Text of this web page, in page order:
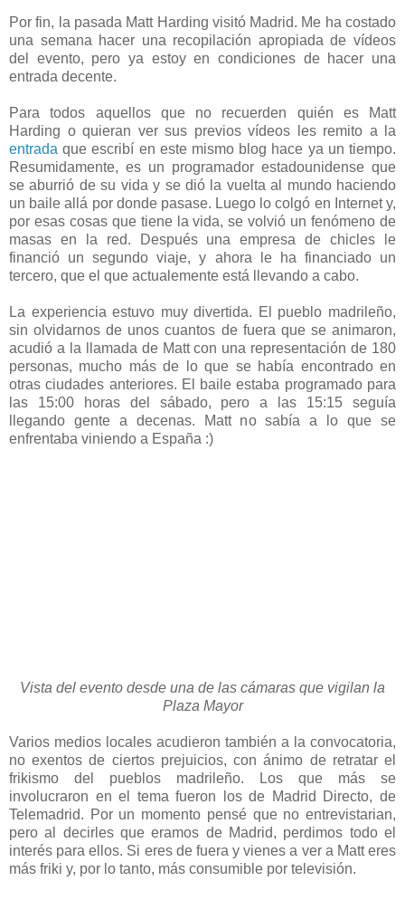
Por fin, la pasada Matt Harding visitó Madrid. Me ha costado
una semana hacer una recopilación apropiada de vídeos
del evento, pero ya estoy en condiciones de hacer una
entrada decente.
Para todos aquellos que no recuerden quién es Matt
Harding o quieran ver sus previos vídeos les remito a la
entrada que escribí en este mismo blog hace ya un tiempo.
Resumidamente, es un programador estadounidense que
se aburrió de su vida y se dió la vuelta al mundo haciendo
un baile allá por donde pasase. Luego lo colgó en Internet y,
por esas cosas que tiene la vida, se volvió un fenómeno de
masas en la red. Después una empresa de chicles le
financió un segundo viaje, y ahora le ha financiado un
tercero, que el que actualemente está llevando a cabo.
La experiencia estuvo muy divertida. El pueblo madrileño,
sin olvidarnos de unos cuantos de fuera que se animaron,
acudió a la llamada de Matt con una representación de 180
personas, mucho más de lo que se había encontrado en
otras ciudades anteriores. El baile estaba programado para
las 15:00 horas del sábado, pero a las 15:15 seguía
llegando gente a decenas. Matt no sabía a lo que se
enfrentaba viniendo a España :)
Vista del evento desde una de las cámaras que vigilan la
Plaza Mayor
Varios medios locales acudieron también a la convocatoria,
no exentos de ciertos prejuicios, con ánimo de retratar el
frikismo del pueblos madrileño. Los que más se
involucraron en el tema fueron los de Madrid Directo, de
Telemadrid. Por un momento pensé que no entrevistarian,
pero al decirles que eramos de Madrid, perdimos todo el
interés para ellos. Si eres de fuera y vienes a ver a Matt eres
más friki y, por lo tanto, más consumible por televisión.